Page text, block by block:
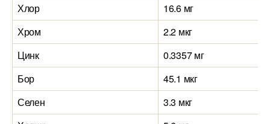
Хлор
16.6 мг
Хром
2.2 мкг
Цинк
0.3357 мг
Бор
45.1 мкг
Селен
3.3 мкг